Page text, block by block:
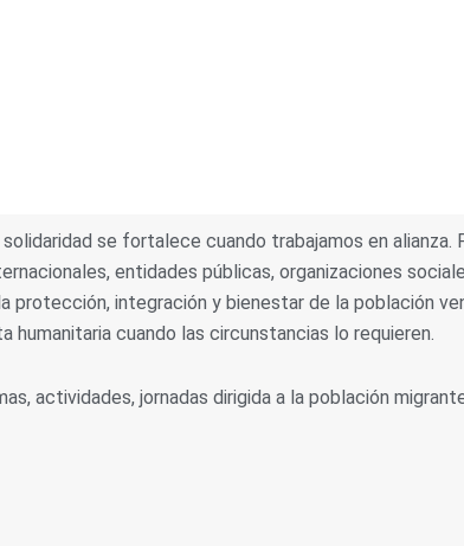
se fortalece cuando trabajamos en alianza.
entidades públicas, organizaciones
protección, integración y bienestar de la población
humanitaria cuando las circunstancias lo requieren.
actividades, jornadas dirigida a la población